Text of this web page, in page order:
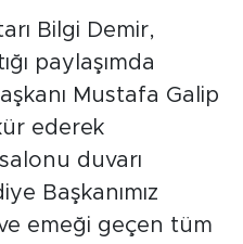
Bilgi Demir,
paylaşımda
Mustafa Galip
ederek
duvarı
Başkanımız
emeği geçen tüm